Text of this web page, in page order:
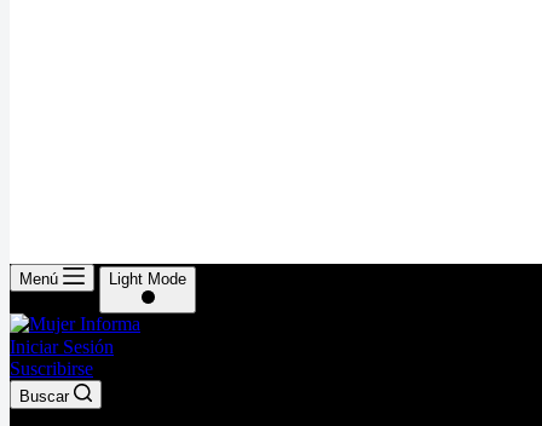
Menú Light Mode
Iniciar Sesión
Suscribirse
Buscar